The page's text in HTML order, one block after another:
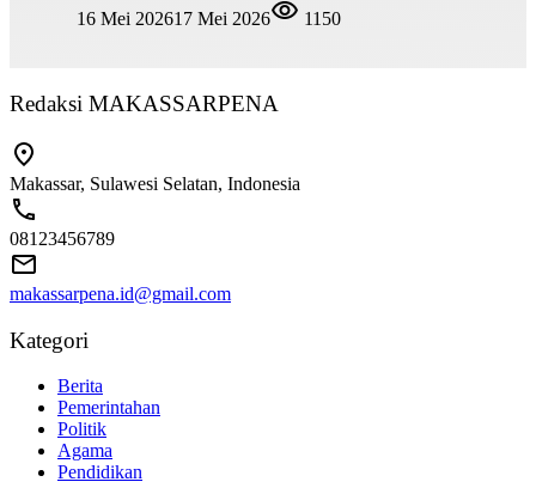
16 Mei 202617 Mei 2026 1150
Redaksi MAKASSARPENA
Makassar, Sulawesi Selatan, Indonesia
08123456789
makassarpena.id@gmail.com
Kategori
Berita
Pemerintahan
Politik
Agama
Pendidikan